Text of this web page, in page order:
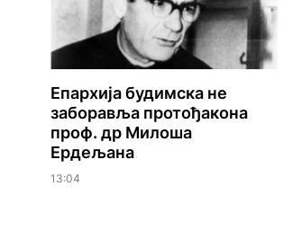
Епархија будимска не
заборавља протођакона
проф. др Милоша
Ердељана
13:04